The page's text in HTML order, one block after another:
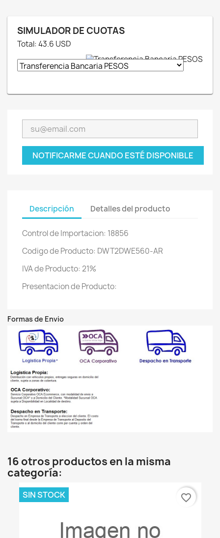
SIMULADOR DE CUOTAS
Total: 43.6 USD
NOTIFICARME CUANDO ESTÉ DISPONIBLE
Descripción Detalles del producto
Control de Importacion: 18856
Codigo de Producto: DWT2DWE560-AR
IVA de Producto: 21%
Presentacion de Producto:
Formas de Envio
16 otros productos en la misma
categoría:
SIN STOCK favorite_border